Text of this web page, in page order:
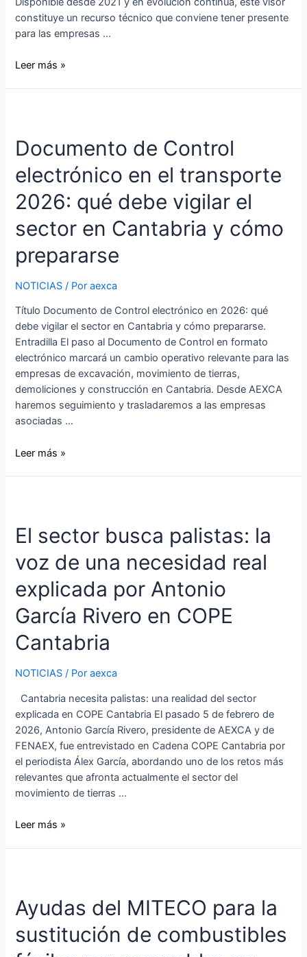
constituye un recurso técnico que conviene tener presente
para las empresas …
Leer más »
Documento de Control
electrónico en el transporte
2026: qué debe vigilar el
sector en Cantabria y cómo
prepararse
NOTICIAS / Poraexca
Título Documento de Control electrónico en 2026: qué
debe vigilar el sector en Cantabria y cómo prepararse.
Entradilla El paso al Documento de Control en formato
electrónico marcará un cambio operativo relevante para las
empresas de excavación, movimiento de tierras,
demoliciones y construcción en Cantabria. Desde AEXCA
haremos seguimiento y trasladaremos a las empresas
asociadas …
Leer más »
El sector busca palistas: la
voz de una necesidad real
explicada por Antonio
García Rivero en COPE
Cantabria
NOTICIAS / Poraexca
Cantabria necesita palistas: una realidad del sector
explicada en COPE Cantabria El pasado 5 de febrero de
2026, Antonio García Rivero, presidente de AEXCA y de
FENAEX, fue entrevistado en Cadena COPE Cantabria por
el periodista Álex García, abordando uno de los retos más
relevantes que afronta actualmente el sector del
movimiento de tierras …
Leer más »
Ayudas del MITECO para la
sustitución de combustibles